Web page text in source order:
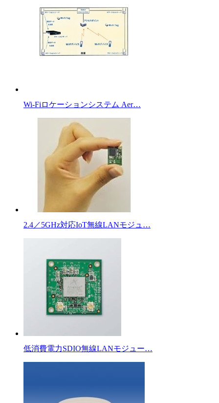
Wi-Fiロケーションシステム Aer…
2.4／5GHz対応IoT無線LANモジュ…
低消費電力SDIO無線LANモジュー…